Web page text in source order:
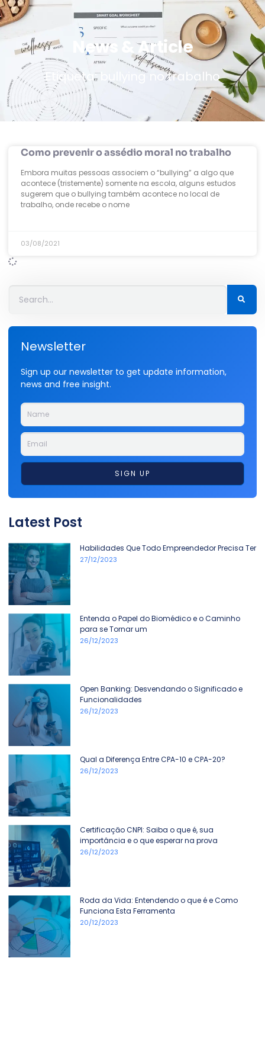
News & Article
Etiqueta: bullying no trabalho
Como prevenir o assédio moral no trabalho
Embora muitas pessoas associem o “bullying” a algo que
acontece (tristemente) somente na escola, alguns estudos
sugerem que o bullying também acontece no local de
trabalho, onde recebe o nome
03/08/2021
Newsletter
Sign up our newsletter to get update information,
news and free insight.
SIGN UP
Latest Post
Habilidades Que Todo Empreendedor Precisa Ter
27/12/2023
Entenda o Papel do Biomédico e o Caminho
para se Tornar um
26/12/2023
Open Banking: Desvendando o Significado e
Funcionalidades
26/12/2023
Qual a Diferença Entre CPA-10 e CPA-20?
26/12/2023
Certificaçāo CNPI: Saiba o que é, sua
importância e o que esperar na prova
26/12/2023
Roda da Vida: Entendendo o que é e Como
Funciona Esta Ferramenta
20/12/2023